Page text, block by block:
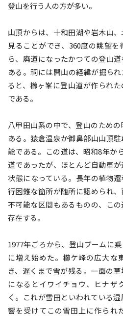
登山を行う人の方が多い。
山頂からは、十和田湖や岩木山
見ることができ、360度の眺望
ら、廃道になったかつての登山
ある。祠には開山の経緯が掘ら
ると、櫛ヶ峯に登山道が作られ
である。
八甲田山系の中で、登山のため
ある。猿倉温泉か御鼻部山山頂
能である。この道は、昭和8年か
道であったが、ほとんど自動車
状態になっている。長年の植物
行困難な箇所が随所に認められ
不可能な区間もあるものの、こ
存在する。
1977年ごろから、登山ブームに
に増え始めた。櫛ケ峰の広大な
き、遅くまで雪が残る。一面の
になるとイワイチョウ、ヒナザ
く。これが雪田といわれている
響を受けてこの雪田上に作られ